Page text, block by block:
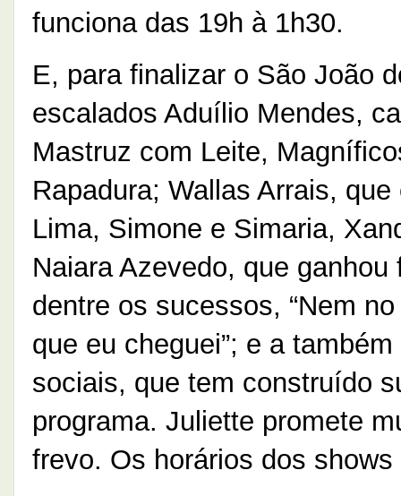
funciona das 19h à 1h30.
E, para finalizar o São João
escalados Aduílio Mendes,
Mastruz com Leite,
Rapadura; Wallas Arrais,
Lima, Simone e Simaria,
Naiara Azevedo, que ganhou
dentre os sucessos, “Nem
que eu cheguei”; e a
sociais, que tem construído
programa. Juliette promete
frevo. Os horários dos